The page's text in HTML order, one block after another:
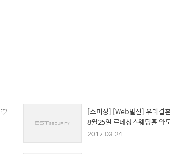
[스미싱] [Web발신] 우리결
8월25일 르네상스웨딩홀 약
2017.03.24